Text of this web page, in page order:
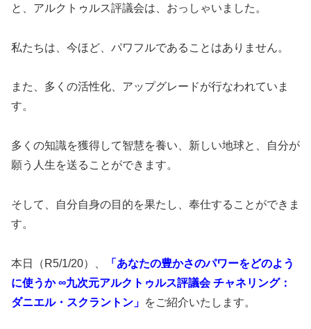
と、アルクトゥルス評議会は、おっしゃいました。
私たちは、今ほど、パワフルであることはありません。
また、多くの活性化、アップグレードが行なわれていま
す。
多くの知識を獲得して智慧を養い、新しい地球と、自分が
願う人生を送ることができます。
そして、自分自身の目的を果たし、奉仕することができま
す。
本日（R5/1/20）、
「あなたの豊かさのパワーをどのよう
に使うか ∞九次元アルクトゥルス評議会 チャネリング：
ダニエル・スクラントン」 をご紹介いたします。